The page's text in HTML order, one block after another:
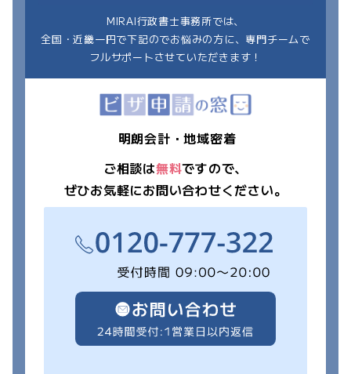
MIRAI行政書士事務所では、
全国・近畿一円で下記のでお悩みの方に、専門チームで
フルサポートさせていただきます！
明朗会計・地域密着
ご相談は無料ですので、
ぜひお気軽にお問い合わせください。